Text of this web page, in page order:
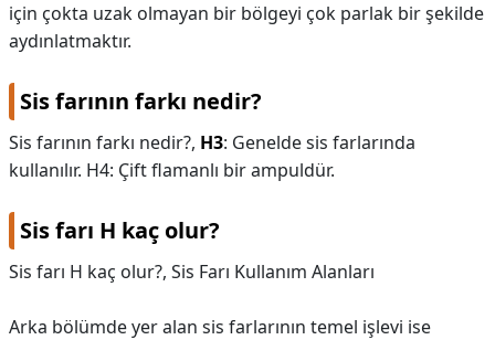
için çokta uzak olmayan bir bölgeyi çok parlak bir şekilde
aydınlatmaktır.
Sis farının farkı nedir?
Sis farının farkı nedir?, H3: Genelde sis farlarında
kullanılır. H4: Çift flamanlı bir ampuldür.
Sis farı H kaç olur?
Sis farı H kaç olur?, Sis Farı Kullanım Alanları
Arka bölümde yer alan sis farlarının temel işlevi ise